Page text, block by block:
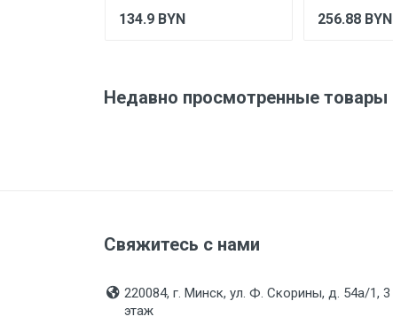
134.9 BYN 256.88 BYN
Недавно просмотренные товары
Свяжитесь с нами
220084, г. Минск, ул. Ф. Скорины, д. 54а/1, 3
этаж